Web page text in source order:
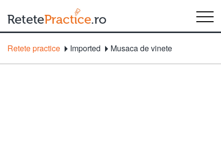
Retete practice Imported Musaca de vinete